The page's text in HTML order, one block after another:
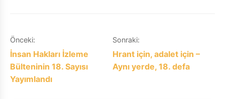
Yazı
gezinmesi
Önceki:
İnsan Hakları İzleme
Bülteninin 18. Sayısı
Yayımlandı
Sonraki:
Hrant için, adalet için –
Aynı yerde, 18. defa